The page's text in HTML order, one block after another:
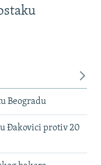
Beogradu
Đakovici protiv 20